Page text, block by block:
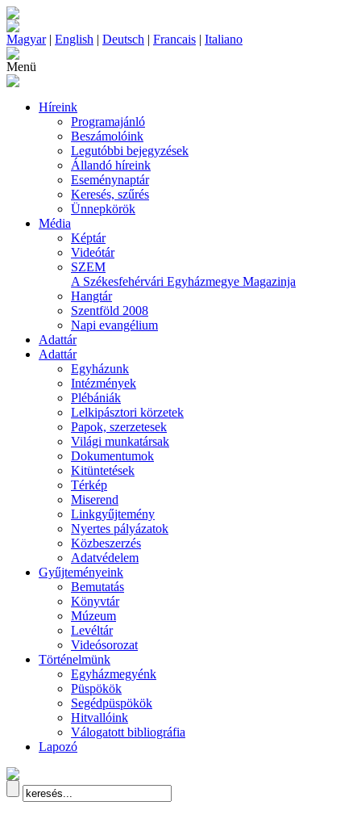
Magyar| English | Deutsch | Francais | Italiano
Menü
Híreink
Programajánló
Beszámolóink
Legutóbbi bejegyzések
Állandó híreink
Eseménynaptár
Keresés, szűrés
Ünnepkörök
Média
Képtár
Videótár
SZEM
A Székesfehérvári Egyházmegye Magazinja
Hangtár
Szentföld 2008
Napi evangélium
Adattár
Adattár
Egyházunk
Intézmények
Plébániák
Lelkipásztori körzetek
Papok, szerzetesek
Világi munkatársak
Dokumentumok
Kitüntetések
Térkép
Miserend
Linkgyűjtemény
Nyertes pályázatok
Közbeszerzés
Adatvédelem
Gyűjteményeink
Bemutatás
Könyvtár
Múzeum
Levéltár
Videósorozat
Történelmünk
Egyházmegyénk
Püspökök
Segédpüspökök
Hitvallóink
Válogatott bibliográfia
Lapozó